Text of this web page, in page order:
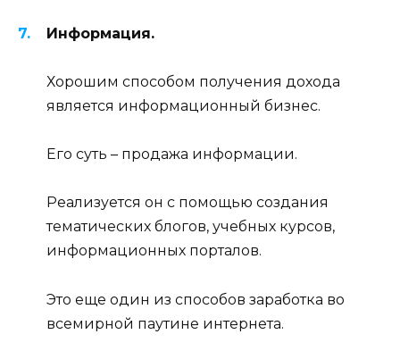
Информация.
Хорошим способом получения дохода
является информационный бизнес.
Его суть – продажа информации.
Реализуется он с помощью создания
тематических блогов, учебных курсов,
информационных порталов.
Это еще один из способов заработка во
всемирной паутине интернета.